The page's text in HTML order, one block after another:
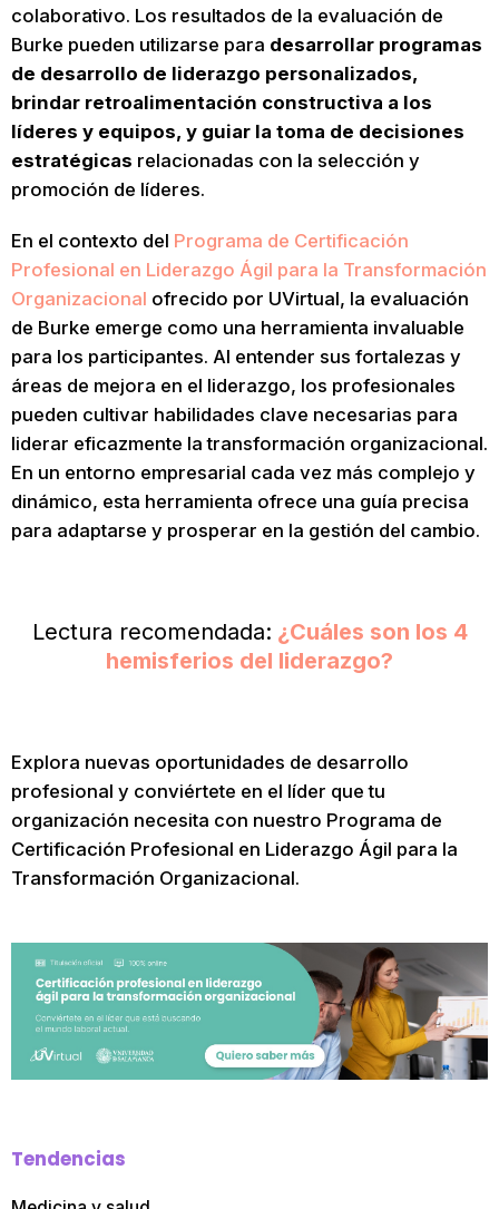
colaborativo. Los resultados de la evaluación de
Burke pueden utilizarse para desarrollar programas
de desarrollo de liderazgo personalizados,
brindar retroalimentación constructiva a los
líderes y equipos, y guiar la toma de decisiones
estratégicas relacionadas con la selección y
promoción de líderes.
En el contexto del Programa de Certificación
Profesional en Liderazgo Ágil para la Transformación
Organizacional ofrecido por UVirtual, la evaluación
de Burke emerge como una herramienta invaluable
para los participantes. Al entender sus fortalezas y
áreas de mejora en el liderazgo, los profesionales
pueden cultivar habilidades clave necesarias para
liderar eficazmente la transformación organizacional.
En un entorno empresarial cada vez más complejo y
dinámico, esta herramienta ofrece una guía precisa
para adaptarse y prosperar en la gestión del cambio.
Lectura recomendada: ¿Cuáles son los 4
hemisferios del liderazgo?
Explora nuevas oportunidades de desarrollo
profesional y conviértete en el líder que tu
organización necesita con nuestro Programa de
Certificación Profesional en Liderazgo Ágil para la
Transformación Organizacional.
Tendencias